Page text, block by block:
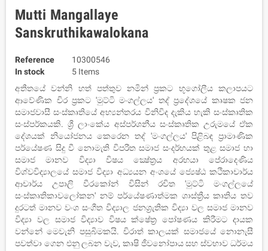
Mutti Mangallaye
Sanskruthikawalokana
Reference
10300546
In stock
5 Items
අතීතයේ වන්නි හත් පත්තුව නමින් ප්‍රකට භූගෝලීය කලාපයට
ආවේණික චිර ප්‍රකට 'මුට්ටි මංගල්ලය' තද් ප්‍රදේශයේ කෘෂක ජන
සමාජවාසී සංස්කෘතියේ අභ්‍යන්තරය විනිවිද දැකිය හැකි සංස්කෘතික
සංස්පර්කයකි. ශ්‍රී ලාංකේය අස්පර්ශනීය සංස්කෘතික උරුමයේ ඒක
දේශයක් නියෝජනය කෙරෙන තද් 'මංගල්ලය' පිළිබඳ ප්‍රාමාණික
පර්යේෂණ සිදු වී නොමැති විපරීත සමාජ සංදර්භයක් තුළ සමාජ හා
සමාජ මානව විද්‍යා විෂය ක්‍ෂේත්‍රය අරභයා පේරාදෙණිය
විශ්වවිද‍්‍යාලයේ සමාජ විද්‍යා අධ්‍යයන අංශයේ ජ්‍යෙෂ්ඨ කථිකාචාර්ය
ආචාර්ය උපාලි වීරකෝන් විසින් රචිත 'මුට්ටි මංගල්ලයේ
සංස්කෘතිකාවලෝකන' නම් පර්යේෂණාත්මක ශාස්ත්‍රීය කෘතිය තව
දුරටත් මානව වංශ සංගීත විද්‍යාල ජනශ්‍රැතික විද්‍යා වල සමාජ මානව
විද්‍යා වල සමාජ විද‍්‍යාව විෂය ක්ෂේත්‍ර පෝෂණය කිරීමට දායක
වන්නේ මෙවැනි පසුබිමකයි. චිරාත් කාලයක් සමාජයේ නොනැසී
පවත්වා ගෙන එනු ලබන වැව, කෘෂි ජීවනෝපාය සහ ස්වභාව ධර්මය